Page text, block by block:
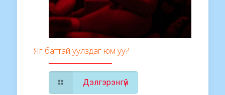
Яг баттай уулздаг юм уу?
Дэлгэрэнгүй